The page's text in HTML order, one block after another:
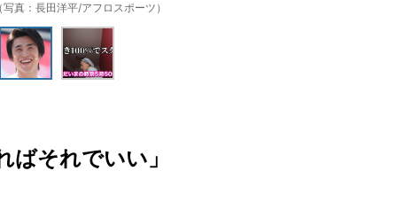
真：長田洋平/アフロスポーツ）
ばそれでいい」